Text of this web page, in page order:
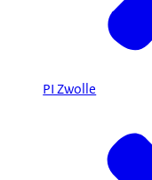
PI Zwolle